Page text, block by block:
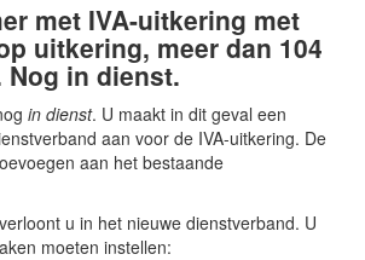
met IVA-uitkering met
uitkering, meer dan 104
Nog in dienst.
in dienst. U maakt in dit geval een
aan voor de IVA-uitkering. De
aan het bestaande
u in het nieuwe dienstverband. U
moeten instellen: